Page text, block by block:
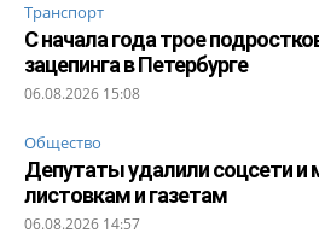
Транспорт
С начала года трое
зацепинга в Петербурге
06.08.2026 15:08
Общество
Депутаты удалили соцсети и
листовкам и газетам
06.08.2026 14:57